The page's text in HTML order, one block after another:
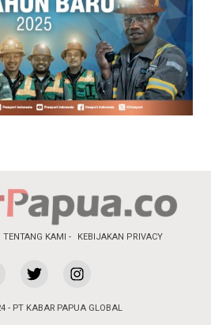
TENTANG KAMI KEBIJAKAN PRIVACY
- PT KABAR PAPUA GLOBAL